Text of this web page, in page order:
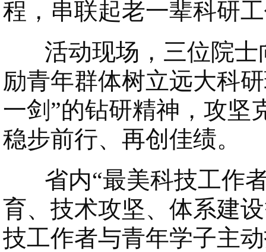
程，串联起老一辈科研
活动现场，三位院士
励青年群体树立远大科
一剑”的钻研精神，攻坚
稳步前行、再创佳绩。
省内“最美科技工作者
育、技术攻坚、体系建
技工作者与青年学子主